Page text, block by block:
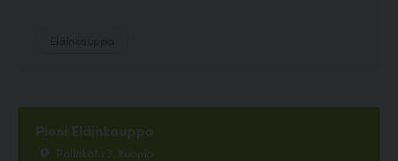
Pieni Eläinkauppa
Pallokatu 3, Kuopio